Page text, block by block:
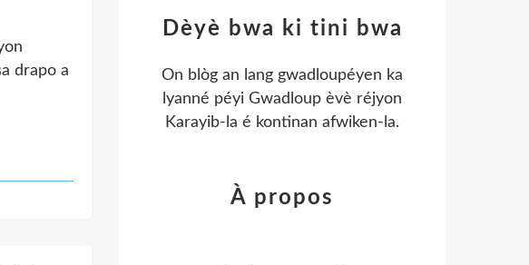
drapo a
Dèyè bwa ki tini bwa
On blòg an lang gwadloupéyen ka
lyanné péyi Gwadloup èvè réjyon
Karayib-la é kontinan afwiken-la.
À propos